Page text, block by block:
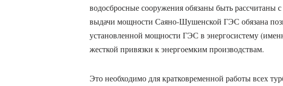
водосбросные сооружения обязаны быть рассчитаны
выдачи мощности Саяно-Шушенской ГЭС обязана
установленной мощности ГЭС в энергосистему
жесткой привязки к энергоемким производствам.
Это необходимо для кратковременной работы всех